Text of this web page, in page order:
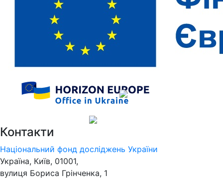
Контакти
Національний фонд досліджень України
Україна, Київ, 01001,
вулиця Бориса Грінченка, 1